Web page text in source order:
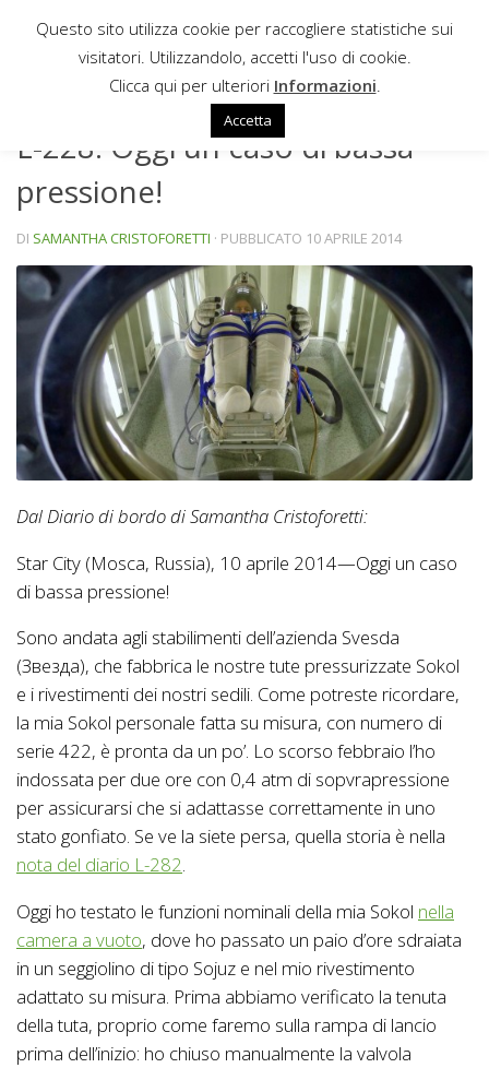
Sotto il contenuto
L-228: Oggi un caso di bassa
pressione!
DI SAMANTHA CRISTOFORETTI · PUBBLICATO 10 APRILE 2014
Dal Diario di bordo di Samantha Cristoforetti:
Star City (Mosca, Russia), 10 aprile 2014—Oggi un caso
di bassa pressione!
Sono andata agli stabilimenti dell’azienda Svesda
(Звезда), che fabbrica le nostre tute pressurizzate Sokol
e i rivestimenti dei nostri sedili. Come potreste ricordare,
la mia Sokol personale fatta su misura, con numero di
serie 422, è pronta da un po’. Lo scorso febbraio l’ho
indossata per due ore con 0,4 atm di sopvrapressione
per assicurarsi che si adattasse correttamente in uno
stato gonfiato. Se ve la siete persa, quella storia è nella
nota del diario L-282.
Oggi ho testato le funzioni nominali della mia Sokol nella
camera a vuoto, dove ho passato un paio d’ore sdraiata
in un seggiolino di tipo Sojuz e nel mio rivestimento
adattato su misura. Prima abbiamo verificato la tenuta
della tuta, proprio come faremo sulla rampa di lancio
prima dell’inizio: ho chiuso manualmente la valvola
Questo sito utilizza cookie per raccogliere statistiche sui
visitatori. Utilizzandolo, accetti l'uso di cookie.
Clicca qui per ulteriori Informazioni
Accetta